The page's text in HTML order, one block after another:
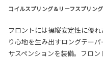
コイルスプリング＆リーフスプリング
フロントには操縦安定性に優
り心地を生み出すロングテー
サスペンションを装備。フロ